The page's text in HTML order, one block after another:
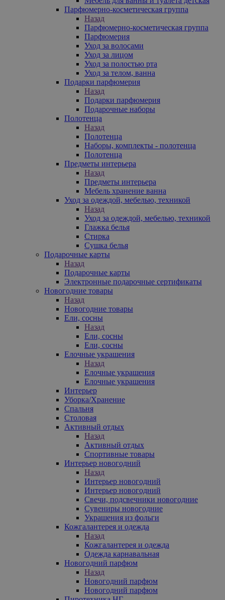
Парфюмерно-косметическая группа
Назад
Парфюмерно-косметическая группа
Парфюмерия
Уход за волосами
Уход за лицом
Уход за полостью рта
Уход за телом, ванна
Подарки парфюмерия
Назад
Подарки парфюмерия
Подарочные наборы
Полотенца
Назад
Полотенца
Наборы, комплекты - полотенца
Полотенца
Предметы интерьера
Назад
Предметы интерьера
Мебель хранение ванна
Уход за одеждой, мебелью, техникой
Назад
Уход за одеждой, мебелью, техникой
Глажка белья
Стирка
Сушка белья
Подарочные карты
Назад
Подарочные карты
Электронные подарочные сертификаты
Новогодние товары
Назад
Новогодние товары
Ели, сосны
Назад
Ели, сосны
Ели, сосны
Елочные украшения
Назад
Елочные украшения
Елочные украшения
Интерьер
Уборка/Хранение
Спальня
Столовая
Активный отдых
Назад
Активный отдых
Спортивные товары
Интерьер новогодний
Назад
Интерьер новогодний
Интерьер новогодний
Свечи, подсвечники новогодние
Сувениры новогодние
Украшения из фольги
Кожгалантерея и одежда
Назад
Кожгалантерея и одежда
Одежда карнавальная
Новогодний парфюм
Назад
Новогодний парфюм
Новогодний парфюм